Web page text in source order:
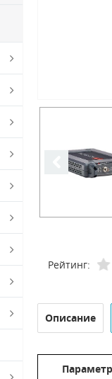
Рейтинг:
Описание
Параметр